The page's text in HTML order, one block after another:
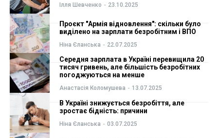
Ілля Шевченко - 23.10.2025
Проєкт "Армія відновлення": скільки було
виділено на зарплати безробітним і ВПО
Ніна Єланська - 22.07.2025
Cередня зарплата в Україні перевищила 20
тисяч гривень, але більшість безробітних
погоджуються на менше
Анастасія Коломушева - 13.07.2025
В Україні знижується безробіття, але
зростає бідність: причини
Ніна Єланська - 03.07.2025